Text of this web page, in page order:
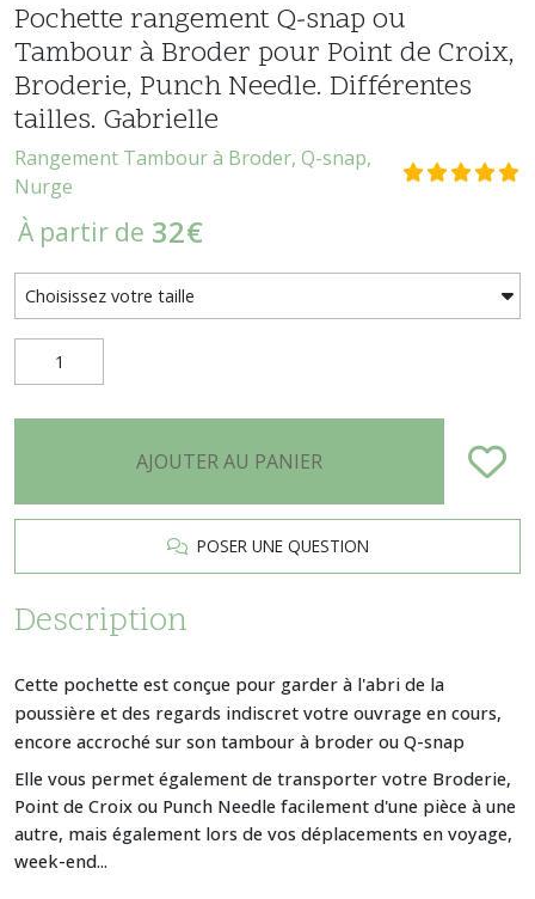
Pochette rangement Q-snap ou
Tambour à Broder pour Point de Croix,
Broderie, Punch Needle. Différentes
tailles. Gabrielle
Rangement Tambour à Broder, Q-snap,
Nurge
À partir de 32€
AJOUTER AU PANIER
POSER UNE QUESTION
Description
Cette pochette est conçue pour garder à l'abri de la
poussière et des regards indiscret votre ouvrage en cours,
encore accroché sur son tambour à broder ou Q-snap
Elle vous permet également de transporter votre Broderie,
Point de Croix ou Punch Needle facilement d'une pièce à une
autre, mais également lors de vos déplacements en voyage,
week-end...